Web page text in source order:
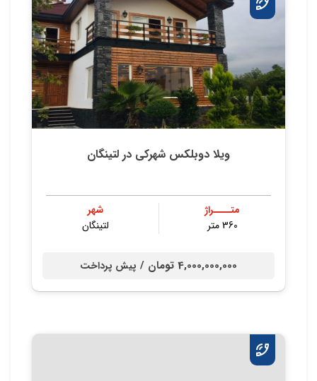
ویلا دوبلکس شهركی در لتینگان
متــــراژ
360 متر
شهر
لتینگان
4,000,000,000 تومان / پیش پرداخت